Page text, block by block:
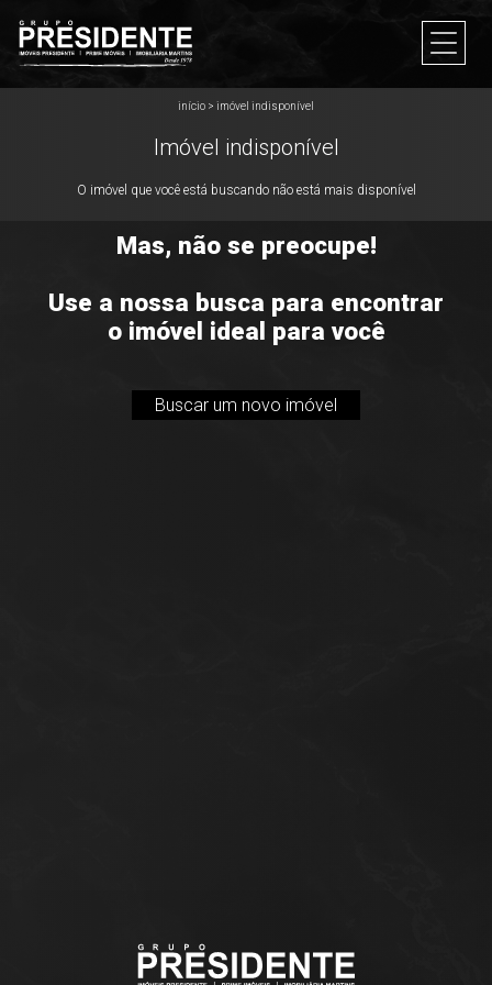
início > imóvel indisponível
Imóvel indisponível
O imóvel que você está buscando não está mais disponível
Mas, não se preocupe!
Use a nossa busca para encontrar
o imóvel ideal para você
Buscar um novo imóvel